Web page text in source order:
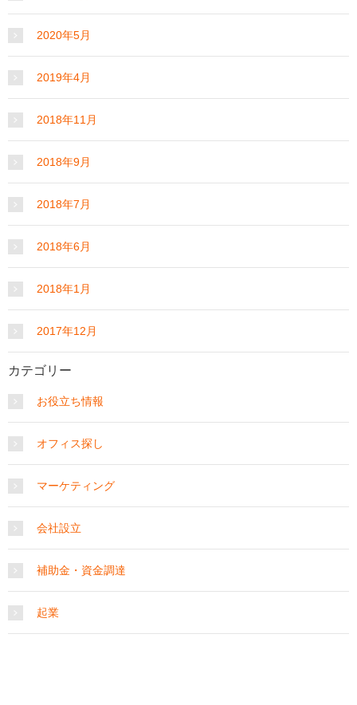
2020年5月
2019年4月
2018年11月
2018年9月
2018年7月
2018年6月
2018年1月
2017年12月
カテゴリー
お役立ち情報
オフィス探し
マーケティング
会社設立
補助金・資金調達
起業